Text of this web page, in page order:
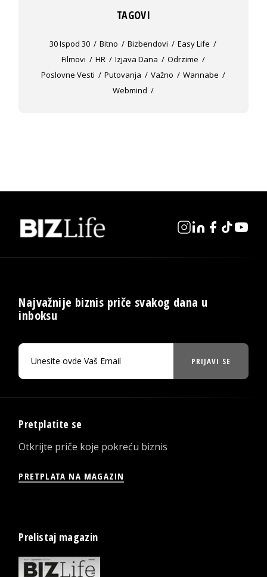
TAGOVI
30 Ispod 30 Bitno Bizbendovi
Easy Life
Filmovi
HR Izjava Dana
Odrzime
Poslovne Vesti
Putovanja Važno
Wannabe
Webmind
Najvažnije biznis priče svakog dana u
inboksu
PRIJAVI SE
Pretplatite se
Otkrijte priče koje pokreću biznis
PRETPLATA NA MAGAZIN
Prelistaj magazin